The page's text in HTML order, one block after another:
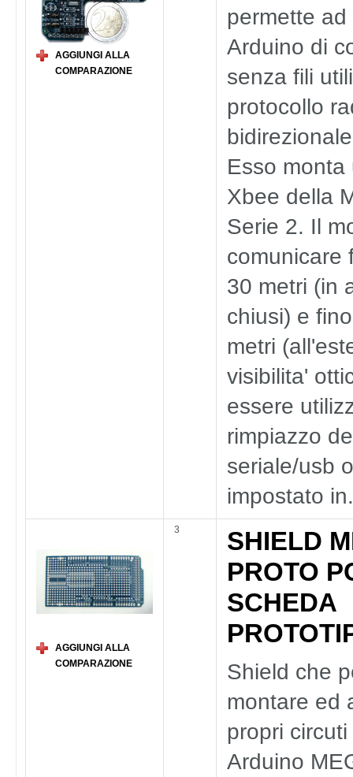
AGGIUNGI ALLA
COMPARAZIONE
permette
Arduino di
senza fili
protocollo
Esso
Xbee della
Serie 2. Il
comunicare
30 metri (in
chiusi) e
metri
visibilita'
essere
rimpiazzo
seriale/usb
impostato
AGGIUNGI ALLA
COMPARAZIONE
3
SHIELD
PROTO
SCHEDA
Shield che
montare ed
propri
Arduino